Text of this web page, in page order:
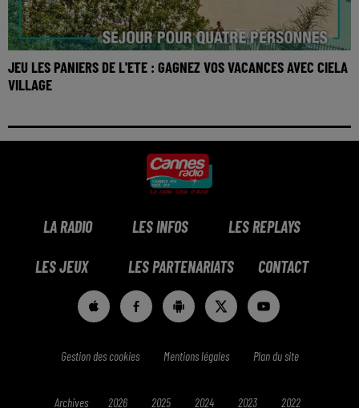
JEU LES PANIERS DE L'ETE : GAGNEZ VOS VACANCES AVEC CIELA
VILLAGE
LA RADIO LES INFOS LES REPLAYS
LES JEUX LES PARTENARIATS CONTACT
Gestion des cookies Mentions légales Plan du site
Archives 2026 2025 2024 2023 2022